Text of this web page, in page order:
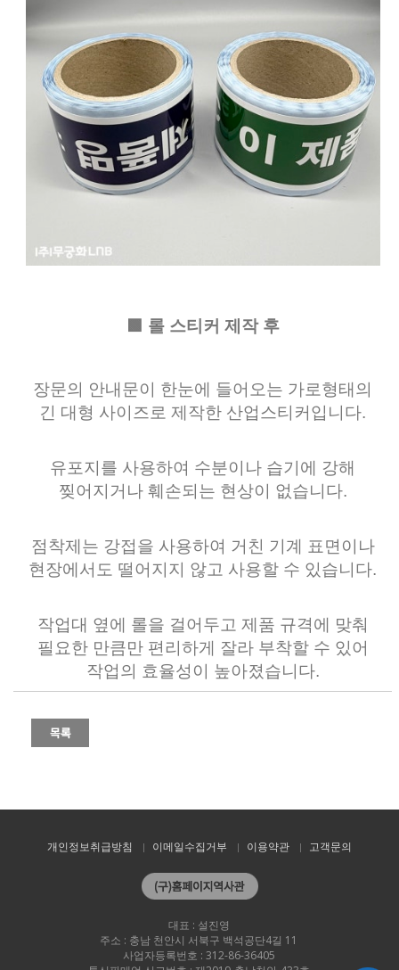
🟩 롤 스티커 제작 후
장문의 안내문이 한눈에 들어오는 가로형태의
긴 대형 사이즈로 제작한 산업스티커입니다.
유포지를 사용하여 수분이나 습기에 강해
찢어지거나 훼손되는 현상이 없습니다.
점착제는 강접을 사용하여 거친 기계 표면이나
현장에서도 떨어지지 않고 사용할 수 있습니다.
작업대 옆에 롤을 걸어두고 제품 규격에 맞춰
필요한 만큼만 편리하게 잘라 부착할 수 있어
작업의 효율성이 높아졌습니다.
개인정보취급방침 이메일수집거부 이용약관 고객문의
대표 : 설진영
주소 : 충남 천안시 서북구 백석공단4길 11
사업자등록번호 : 312-86-36405